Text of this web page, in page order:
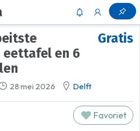
Gratis
en 6
28 mei 2026 Delft
Favoriet